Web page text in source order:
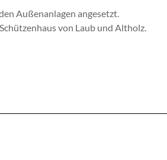
Außenanlagen angesetzt.
von Laub und Altholz.